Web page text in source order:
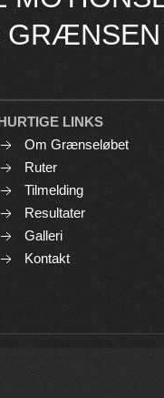
LINKS
Om Grænseløbet
Ruter
Tilmelding
Resultater
Galleri
Kontakt